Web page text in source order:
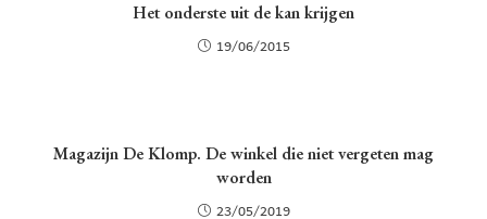
Het onderste uit de kan krijgen
19/06/2015
Magazijn De Klomp. De winkel die niet vergeten mag
worden
23/05/2019